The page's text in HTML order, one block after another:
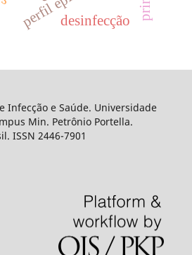
desinfecção
Infecção e Saúde. Universidade
Min. Petrônio Portella.
ISSN 2446-7901